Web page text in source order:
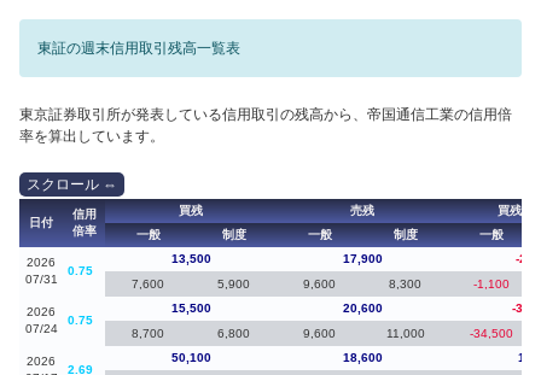
東証の週末信用取引残高一覧表
東京証券取引所が発表している信用取引の残高から、帝国通信工業の信用倍
率を算出しています。
日付
信用
倍率
買残 売残
買残（
一般
制度 一般 制度 一般
2026
07/31
0.75
13,500 17,900
-
7,600
5,900 9,600 8,300 -1,100
2026
07/24
0.75
15,500 20,600
-
8,700
6,800 9,600 11,000 -34,500
2026
2.69
50,100 18,600